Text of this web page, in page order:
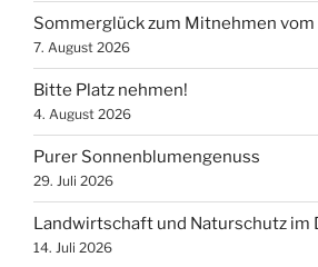
Sommerglück zum Mitnehmen vom
7. August 2026
Bitte Platz nehmen!
4. August 2026
Purer Sonnenblumengenuss
29. Juli 2026
Landwirtschaft und Naturschutz im
14. Juli 2026